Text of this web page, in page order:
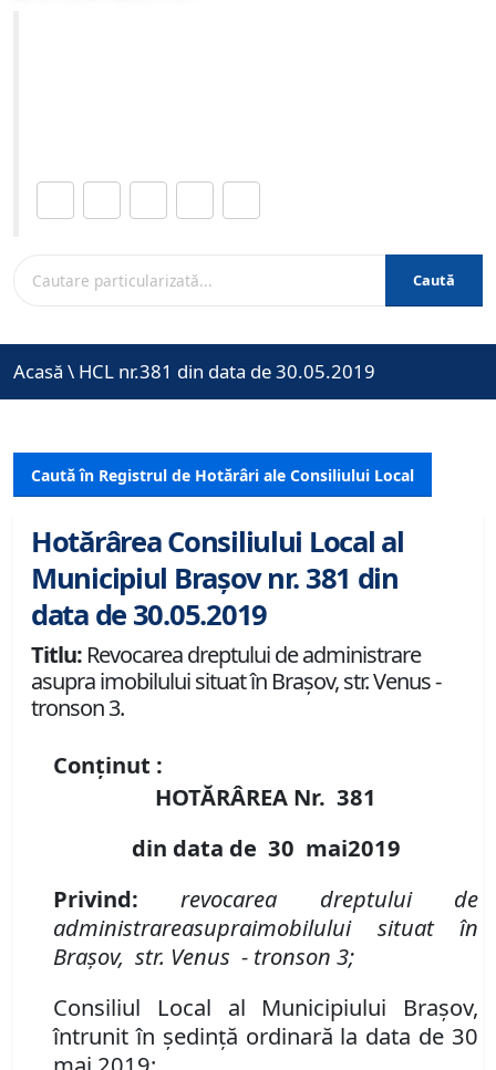
Caută
Acasă \ HCL nr.381 din data de 30.05.2019
Caută în Registrul de Hotărâri ale Consiliului Local
Hotărârea Consiliului Local al
Municipiul Brașov nr. 381 din
data de 30.05.2019
Titlu: Revocarea dreptului de administrare
asupra imobilului situat în Brașov, str. Venus -
tronson 3.
Conținut :
HOTĂRÂREA Nr. 381
din data de 30 mai2019
Privind:revocarea dreptului de
administrareasupraimobilului situat în
Brașov, str. Venus - tronson 3;
Consiliul Local al Municipiului Brașov,
întrunit în ședință ordinară la data de 30